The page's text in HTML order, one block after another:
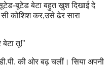
बूटेड बेटा बहुत खुश दिखाई दे
कोशिश कर,उसे ढेर सारा
बेटा तू!”
की ओर बढ़ चलीं। सिया अपनी